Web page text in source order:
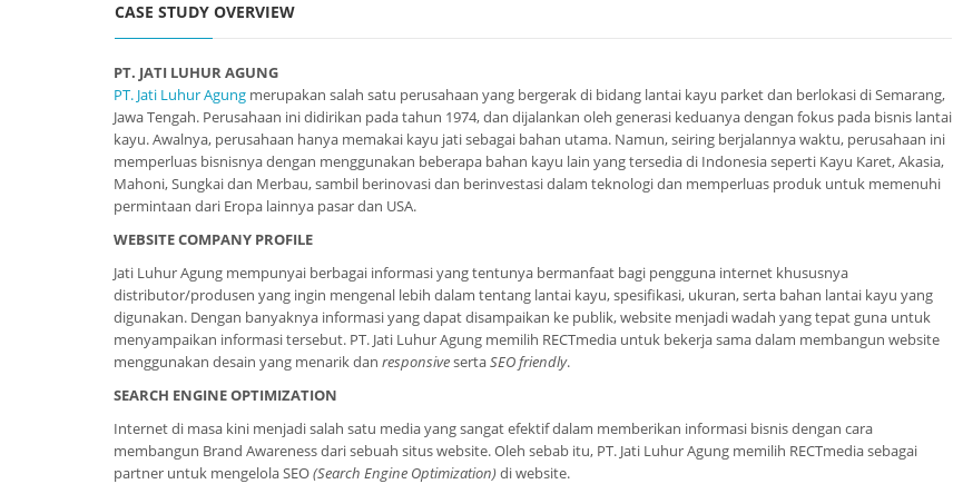
CASE STUDY OVERVIEW
PT. JATI LUHUR AGUNG
PT. Jati Luhur Agung merupakan salah satu perusahaan yang bergerak di bidang lantai kayu parket dan berlokasi di Semarang,
Jawa Tengah. Perusahaan ini didirikan pada tahun 1974, dan dijalankan oleh generasi keduanya dengan fokus pada bisnis lantai
kayu. Awalnya, perusahaan hanya memakai kayu jati sebagai bahan utama. Namun, seiring berjalannya waktu, perusahaan ini
memperluas bisnisnya dengan menggunakan beberapa bahan kayu lain yang tersedia di Indonesia seperti Kayu Karet, Akasia,
Mahoni, Sungkai dan Merbau, sambil berinovasi dan berinvestasi dalam teknologi dan memperluas produk untuk memenuhi
permintaan dari Eropa lainnya pasar dan USA.
WEBSITE COMPANY PROFILE
Jati Luhur Agung mempunyai berbagai informasi yang tentunya bermanfaat bagi pengguna internet khususnya
distributor/produsen yang ingin mengenal lebih dalam tentang lantai kayu, spesifikasi, ukuran, serta bahan lantai kayu yang
digunakan. Dengan banyaknya informasi yang dapat disampaikan ke publik, website menjadi wadah yang tepat guna untuk
menyampaikan informasi tersebut. PT. Jati Luhur Agung memilih RECTmedia untuk bekerja sama dalam membangun website
menggunakan desain yang menarik dan responsivesertaSEO friendly.
SEARCH ENGINE OPTIMIZATION
Internet di masa kini menjadi salah satu media yang sangat efektif dalam memberikan informasi bisnis dengan cara
membangun Brand Awareness dari sebuah situs website. Oleh sebab itu, PT. Jati Luhur Agung memilih RECTmedia sebagai
partner untuk mengelola SEO(Search Engine Optimization)di website.